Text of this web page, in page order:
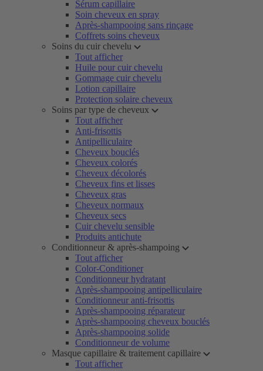
Sérum capillaire
Soin cheveux en spray
Après-shampooing sans rinçage
Coffrets soins cheveux
Soins du cuir chevelu
Tout afficher
Huile pour cuir chevelu
Gommage cuir chevelu
Lotion capillaire
Protection solaire cheveux
Soins par type de cheveux
Tout afficher
Anti-frisottis
Antipelliculaire
Cheveux bouclés
Cheveux colorés
Cheveux décolorés
Cheveux fins et lisses
Cheveux gras
Cheveux normaux
Cheveux secs
Cuir chevelu sensible
Produits antichute
Conditionneur & après-shampoing
Tout afficher
Color-Conditioner
Conditionneur hydratant
Après-shampooing antipelliculaire
Conditionneur anti-frisottis
Après-shampooing réparateur
Après-shampooing cheveux bouclés
Après-shampooing solide
Conditionneur de volume
Masque capillaire & traitement capillaire
Tout afficher